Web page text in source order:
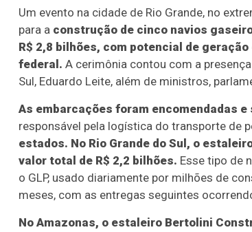
Um evento na cidade de Rio Grande, no
para a construção de cinco navios
R$ 2,8 bilhões, com potencial de
federal. A cerimônia contou com a
Sul, Eduardo Leite, além de ministros,
As embarcações foram encomendadas
responsável pela logística do transporte de
estados. No Rio Grande do Sul, o
valor total de R$ 2,2 bilhões. Esse tipo de
o GLP, usado diariamente por milhões de
meses, com as entregas seguintes
No Amazonas, o estaleiro Bertolini